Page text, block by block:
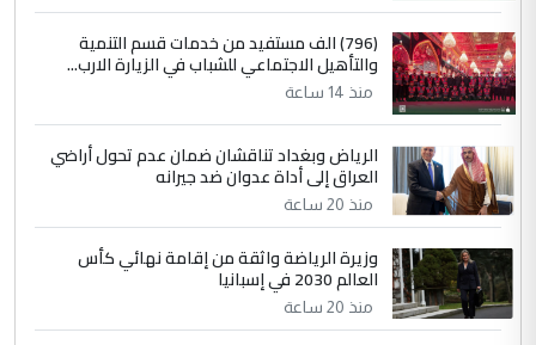
(796) الف مستفيد من خدمات قسم التنمية
والتأهيل الاجتماعي للشباب في الزيارة الارب...
منذ 14 ساعة
الرياض وبغداد تناقشان ضمان عدم تحول أراضي
العراق إلى أداة عدوان ضد جيرانه
منذ 20 ساعة
وزيرة الرياضة واثقة من إقامة نهائي كأس
العالم 2030 في إسبانيا
منذ 20 ساعة